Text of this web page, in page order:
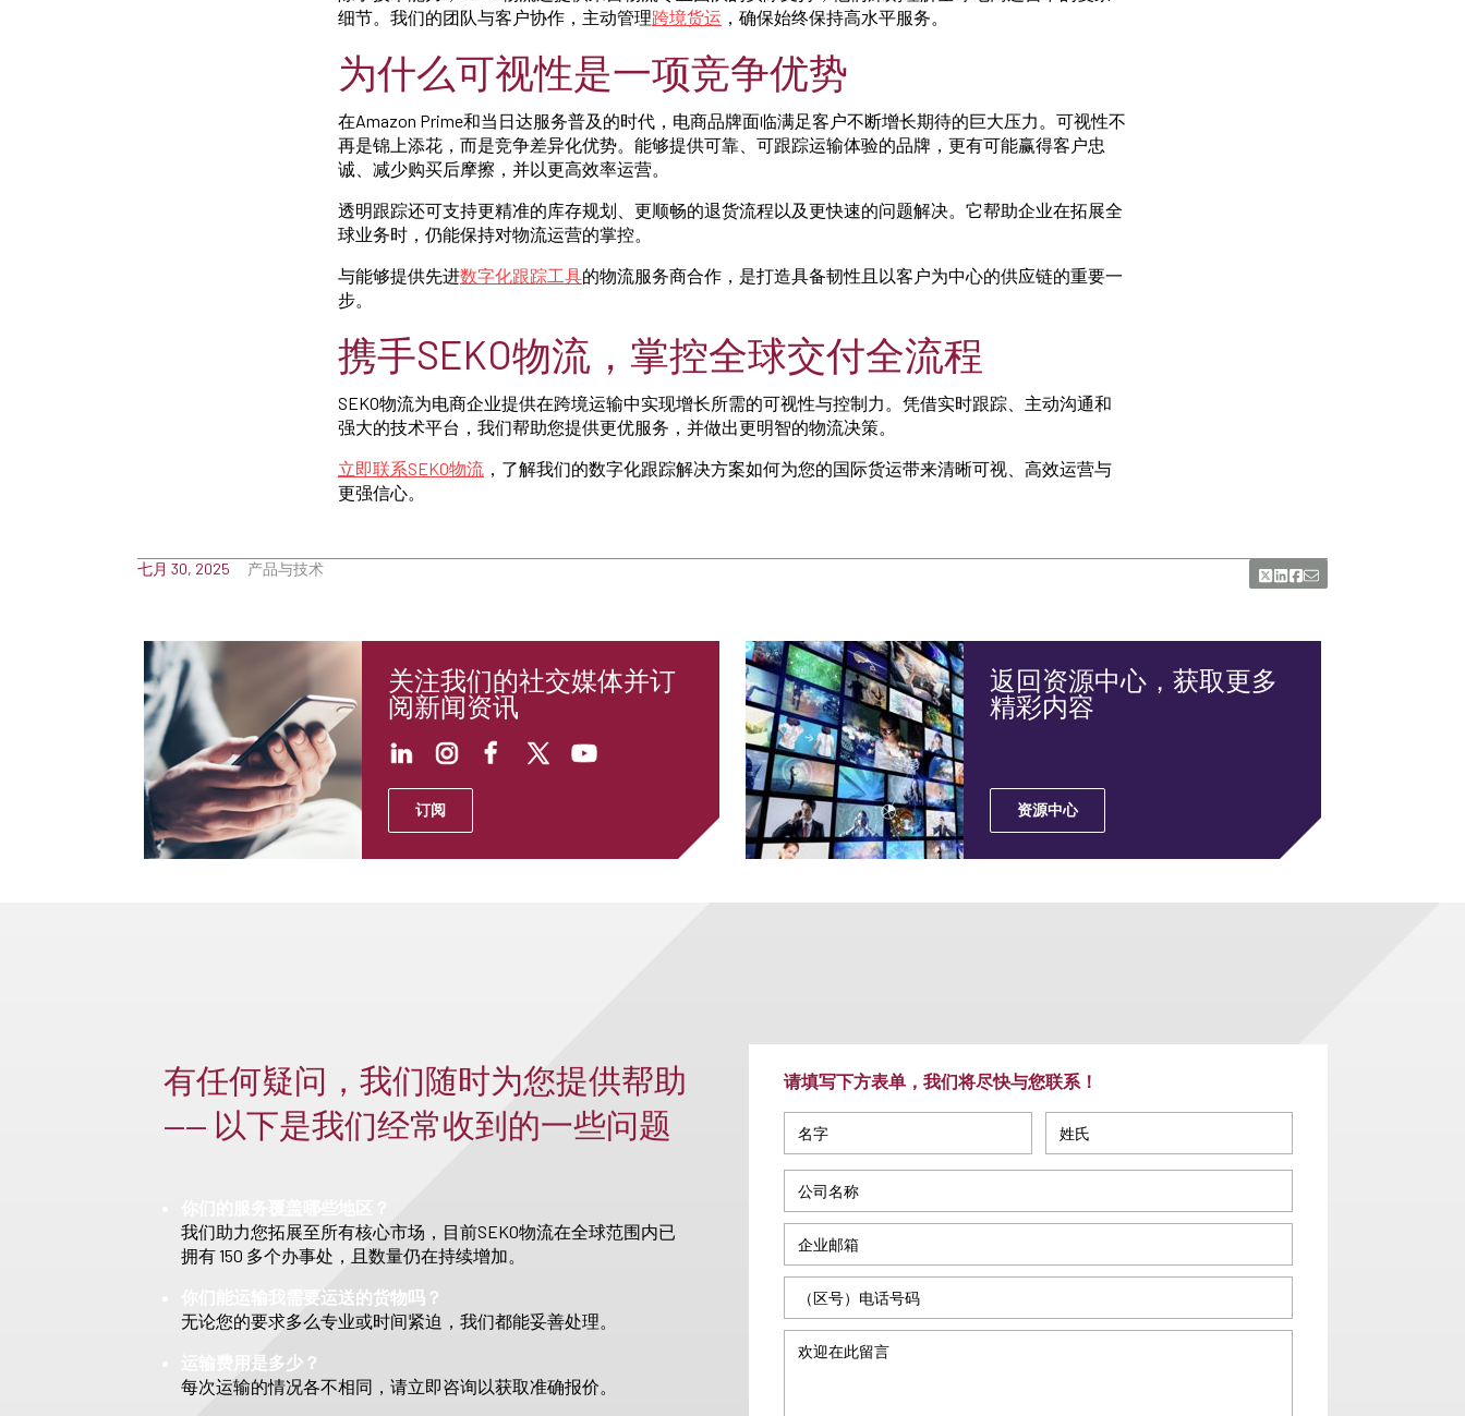
细节。我们的团队与客户协作，主动管理跨境货运 ，确保始终保持高水平服务。
为什么可视性是一项竞争优势
在Amazon Prime和当日达服务普及的时代，电商品牌面临满足客户不断增长期待的巨大压力。可视性不
再是锦上添花，而是竞争差异化优势。能够提供可靠、可跟踪运输体验的品牌，更有可能赢得客户忠
诚、减少购买后摩擦，并以更高效率运营。
透明跟踪还可支持更精准的库存规划、更顺畅的退货流程以及更快速的问题解决。它帮助企业在拓展全
球业务时，仍能保持对物流运营的掌控。
与能够提供先进数字化跟踪工具的物流服务商合作，是打造具备韧性且以客户为中心的供应链的重要一
步。
携手SEKO物流，掌控全球交付全流程
SEKO物流为电商企业提供在跨境运输中实现增长所需的可视性与控制力。凭借实时跟踪、主动沟通和
强大的技术平台，我们帮助您提供更优服务，并做出更明智的物流决策。
立即联系SEKO物流 ，了解我们的数字化跟踪解决方案如何为您的国际货运带来清晰可视、高效运营与
更强信心。
七月 30, 2025 产品与技术
关注我们的社交媒体并订
阅新闻资讯
订阅
返回资源中心，获取更多
精彩内容
资源中心
有任何疑问，我们随时为您提供帮助
—— 以下是我们经常收到的一些问题
我们助力您拓展至所有核心市场，目前SEKO物流在全球范围内已
拥有 150 多个办事处，且数量仍在持续增加。
你们能运输我需要运送的货物吗？
无论您的要求多么专业或时间紧迫，我们都能妥善处理。
运输费用是多少？
每次运输的情况各不相同，请立即咨询以获取准确报价。
请填写下方表单，我们将尽快与您联系！